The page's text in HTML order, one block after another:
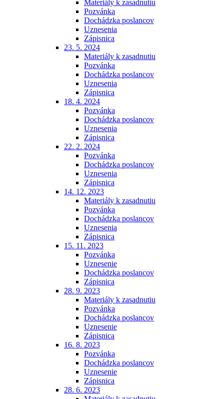
Materiály k zasadnutiu
Pozvánka
Dochádzka poslancov
Uznesenia
Zápisnica
23. 5. 2024
Materiály k zasadnutiu
Pozvánka
Dochádzka poslancov
Uznesenia
Zápisnica
18. 4. 2024
Pozvánka
Dochádzka poslancov
Uznesenia
Zápisnica
22. 2. 2024
Pozvánka
Dochádzka poslancov
Uznesenia
Zápisnica
14. 12. 2023
Materiály k zasadnutiu
Pozvánka
Dochádzka poslancov
Uznesenia
Zápisnica
15. 11. 2023
Pozvánka
Uznesenie
Dochádzka poslancov
Zápisnica
28. 9. 2023
Materiály k zasadnutiu
Pozvánka
Dochádzka poslancov
Uznesenie
Zápisnica
16. 8. 2023
Pozvánka
Dochádzka poslancov
Uznesenie
Zápisnica
28. 6. 2023